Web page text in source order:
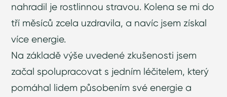
nahradil je rostlinnou stravou. Kolena se mi do
tří měsíců zcela uzdravila, a navíc jsem získal
více energie.
Na základě výše uvedené zkušenosti jsem
začal spolupracovat s jedním léčitelem, který
pomáhal lidem působením své energie a